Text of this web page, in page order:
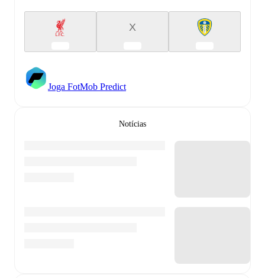
X
Joga FotMob Predict
Notícias